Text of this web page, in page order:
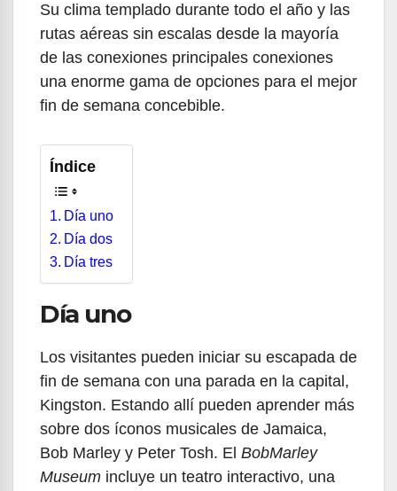
Su clima templado durante todo el año y las
rutas aéreas sin escalas desde la mayoría
de las conexiones principales conexiones
una enorme gama de opciones para el mejor
fin de semana concebible.
Índice
Día uno
Día dos
Día tres
Día uno
Los visitantes pueden iniciar su escapada de
fin de semana con una parada en la capital,
Kingston. Estando allí pueden aprender más
sobre dos íconos musicales de Jamaica,
Bob Marley y Peter Tosh. El BobMarley
Museum incluye un teatro interactivo, una